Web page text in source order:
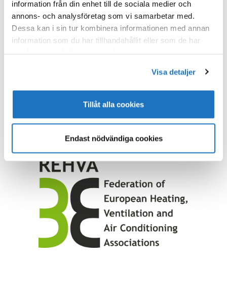
information från din enhet till de sociala medier och
annons- och analysföretag som vi samarbetar med.
Dessa kan i sin tur kombinera informationen med annan
information som du har tillhandahållit eller som de har
Visa detaljer
Tillåt alla cookies
Endast nödvändiga cookies
Mera info hittar du påskatteverkets webbsida.